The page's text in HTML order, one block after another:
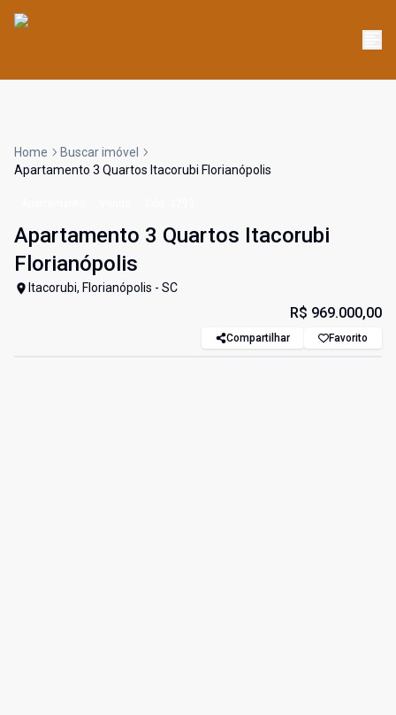
Home
Buscar imóvel
Apartamento 3 Quartos Itacorubi Florianópolis
Apartamento 3 Quartos Itacorubi
Florianópolis
Itacorubi, Florianópolis - SC
R$ 969.000,00
Compartilhar Favorito